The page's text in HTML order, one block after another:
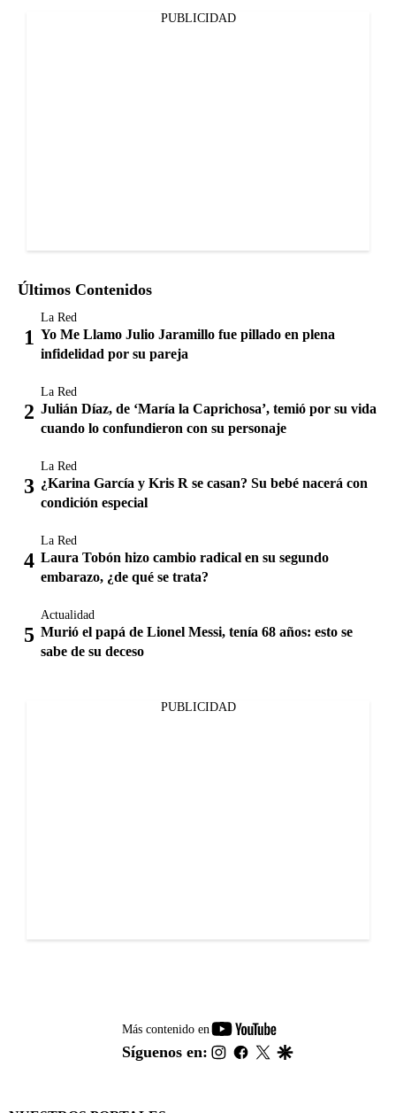
PUBLICIDAD
Últimos Contenidos
La Red
Yo Me Llamo Julio Jaramillo fue pillado en plena
infidelidad por su pareja
La Red
Julián Díaz, de ‘María la Caprichosa’, temió por su vida
cuando lo confundieron con su personaje
La Red
¿Karina García y Kris R se casan? Su bebé nacerá con
condición especial
La Red
Laura Tobón hizo cambio radical en su segundo
embarazo, ¿de qué se trata?
Actualidad
Murió el papá de Lionel Messi, tenía 68 años: esto se
sabe de su deceso
PUBLICIDAD
Más contenido en
youtube-
footer
Síguenos en: instagram
facebook
twitter